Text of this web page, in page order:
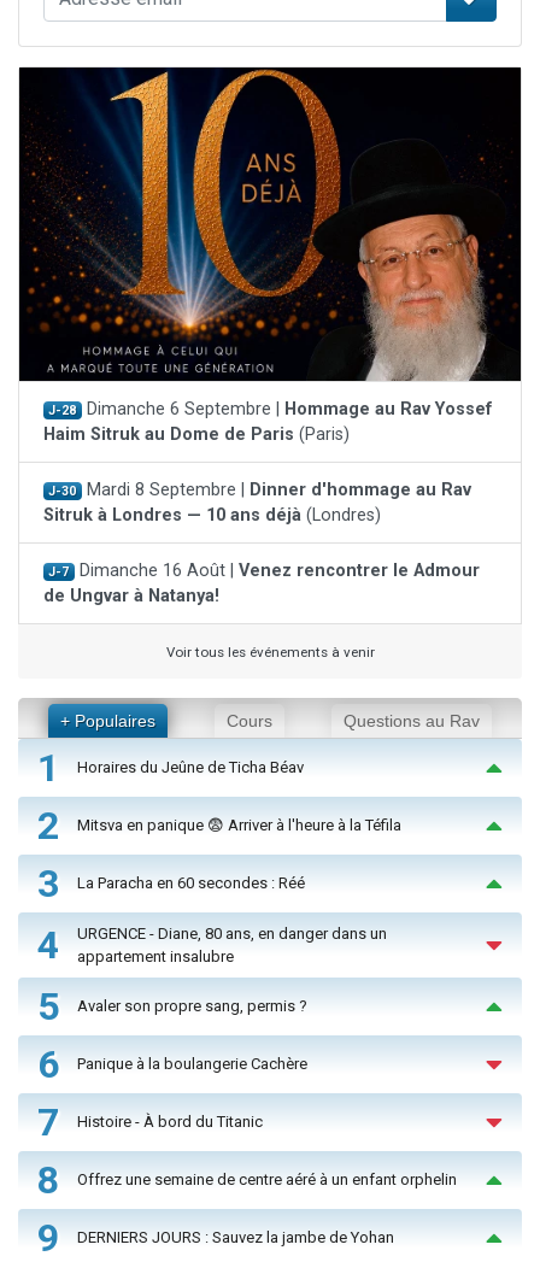
J-28 Dimanche 6 Septembre |
Hommage au Rav Yossef
Haim Sitruk au Dome de Paris (Paris)
J-30 Mardi 8 Septembre |
Dinner d'hommage au Rav
Sitruk à Londres — 10 ans déjà (Londres)
J-7 Dimanche 16 Août | Venez rencontrer le Admour
de Ungvar à Natanya!
Voir tous les événements à venir
+ Populaires Cours Questions au Rav
1 Horaires du Jeûne de Ticha Béav
2 Mitsva en panique 😨 Arriver à l'heure à la Téfila
3 La Paracha en 60 secondes : Réé
4
URGENCE - Diane, 80 ans, en danger dans un
appartement insalubre
5 Avaler son propre sang, permis ?
6 Panique à la boulangerie Cachère
7 Histoire - À bord du Titanic
8 Offrez une semaine de centre aéré à un enfant orphelin
9 DERNIERS JOURS : Sauvez la jambe de Yohan